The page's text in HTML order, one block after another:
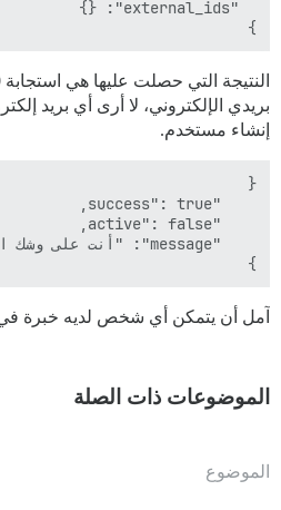
}
بريدي الإلكتروني، لا أرى أي بريد
إنشاء مستخدم.
}
آمل أن يتمكن أي شخص لديه خبرة
الموضوعات ذات الصلة
الموضوع